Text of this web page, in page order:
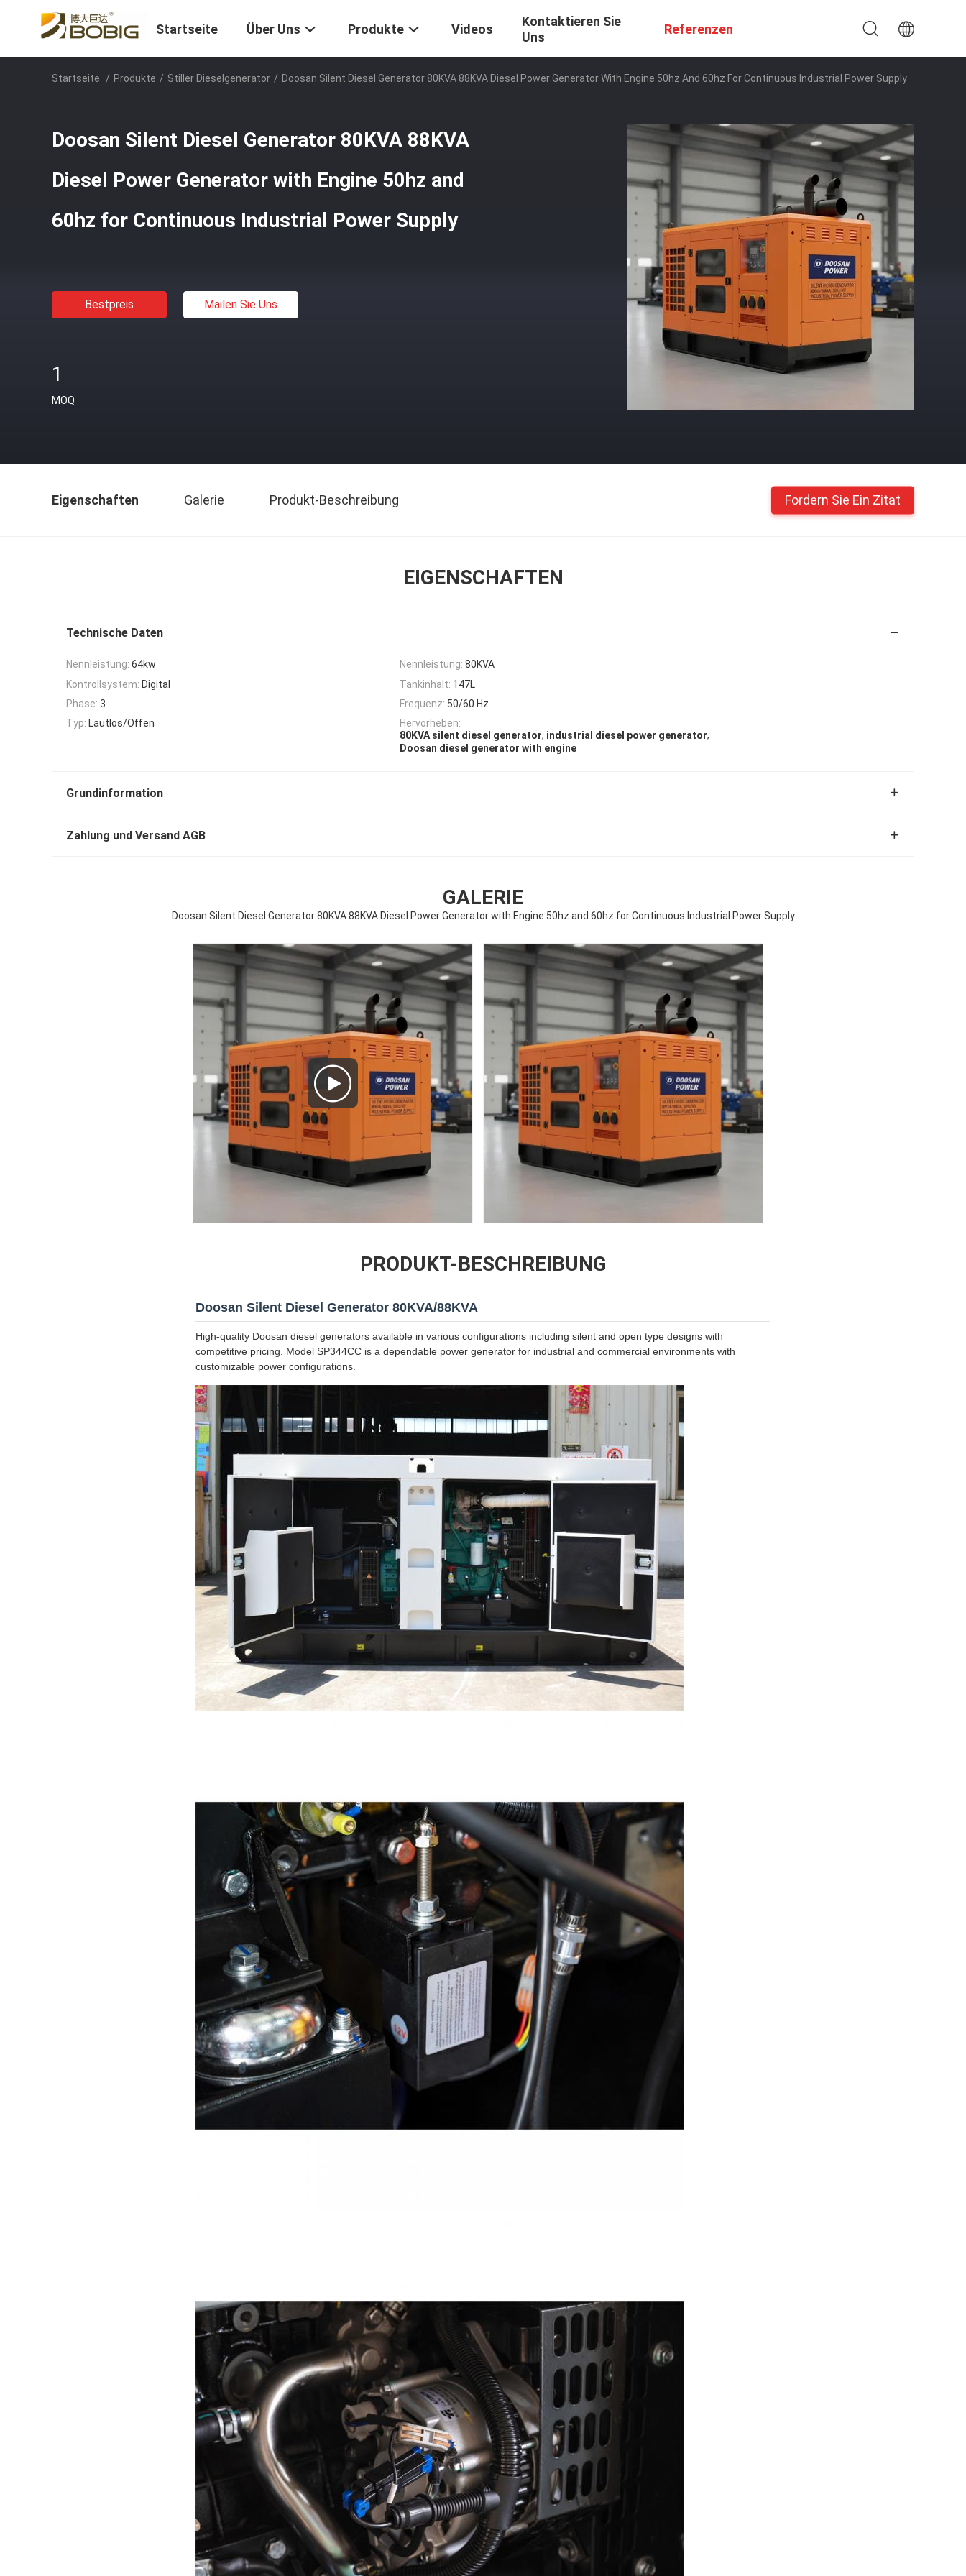
Startseite Über Uns Produkte Videos
Kontaktieren Sie
Uns
Referenzen
Startseite / Produkte / Stiller Dieselgenerator / Doosan Silent Diesel Generator 80KVA 88KVA Diesel Power Generator With Engine 50hz And 60hz For Continuous Industrial Power Supply
Doosan Silent Diesel Generator 80KVA 88KVA
Diesel Power Generator with Engine 50hz and
60hz for Continuous Industrial Power Supply
Bestpreis Mailen Sie Uns
1
MOQ
Eigenschaften Galerie Produkt-Beschreibung Fordern Sie Ein Zitat
EIGENSCHAFTEN
Technische Daten
Nennleistung: 64kw Nennleistung: 80KVA
Kontrollsystem: Digital Tankinhalt: 147L
Phase: 3 Frequenz: 50/60 Hz
Typ: Lautlos/Offen
Hervorheben:
80KVA silent diesel generator, industrial diesel power generator,
Doosan diesel generator with engine
Grundinformation
Zahlung und Versand AGB
GALERIE
Doosan Silent Diesel Generator 80KVA 88KVA Diesel Power Generator with Engine 50hz and 60hz for Continuous Industrial Power Supply
PRODUKT-BESCHREIBUNG
Doosan Silent Diesel Generator 80KVA/88KVA
High-quality Doosan diesel generators available in various configurations including silent and open type designs with
competitive pricing. Model SP344CC is a dependable power generator for industrial and commercial environments with
customizable power configurations.